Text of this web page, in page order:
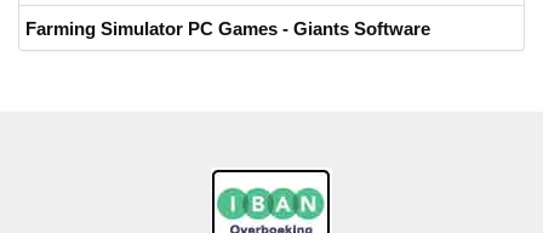
Farming Simulator PC Games - Giants Software